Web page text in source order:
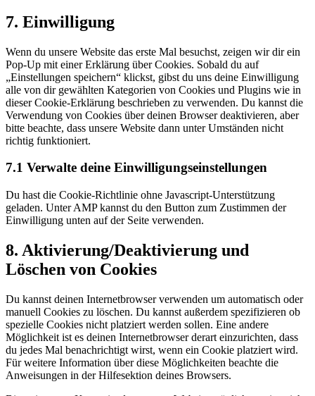
Consent
to
sonstiges
7. Einwilligung
Wenn du unsere Website das erste Mal besuchst, zeigen wir dir ein
Pop-Up mit einer Erklärung über Cookies. Sobald du auf
„Einstellungen speichern“ klickst, gibst du uns deine Einwilligung
alle von dir gewählten Kategorien von Cookies und Plugins wie in
dieser Cookie-Erklärung beschrieben zu verwenden. Du kannst die
Verwendung von Cookies über deinen Browser deaktivieren, aber
bitte beachte, dass unsere Website dann unter Umständen nicht
richtig funktioniert.
7.1 Verwalte deine Einwilligungseinstellungen
Du hast die Cookie-Richtlinie ohne Javascript-Unterstützung
geladen. Unter AMP kannst du den Button zum Zustimmen der
Einwilligung unten auf der Seite verwenden.
8. Aktivierung/Deaktivierung und
Löschen von Cookies
Du kannst deinen Internetbrowser verwenden um automatisch oder
manuell Cookies zu löschen. Du kannst außerdem spezifizieren ob
spezielle Cookies nicht platziert werden sollen. Eine andere
Möglichkeit ist es deinen Internetbrowser derart einzurichten, dass
du jedes Mal benachrichtigt wirst, wenn ein Cookie platziert wird.
Für weitere Information über diese Möglichkeiten beachte die
Anweisungen in der Hilfesektion deines Browsers.